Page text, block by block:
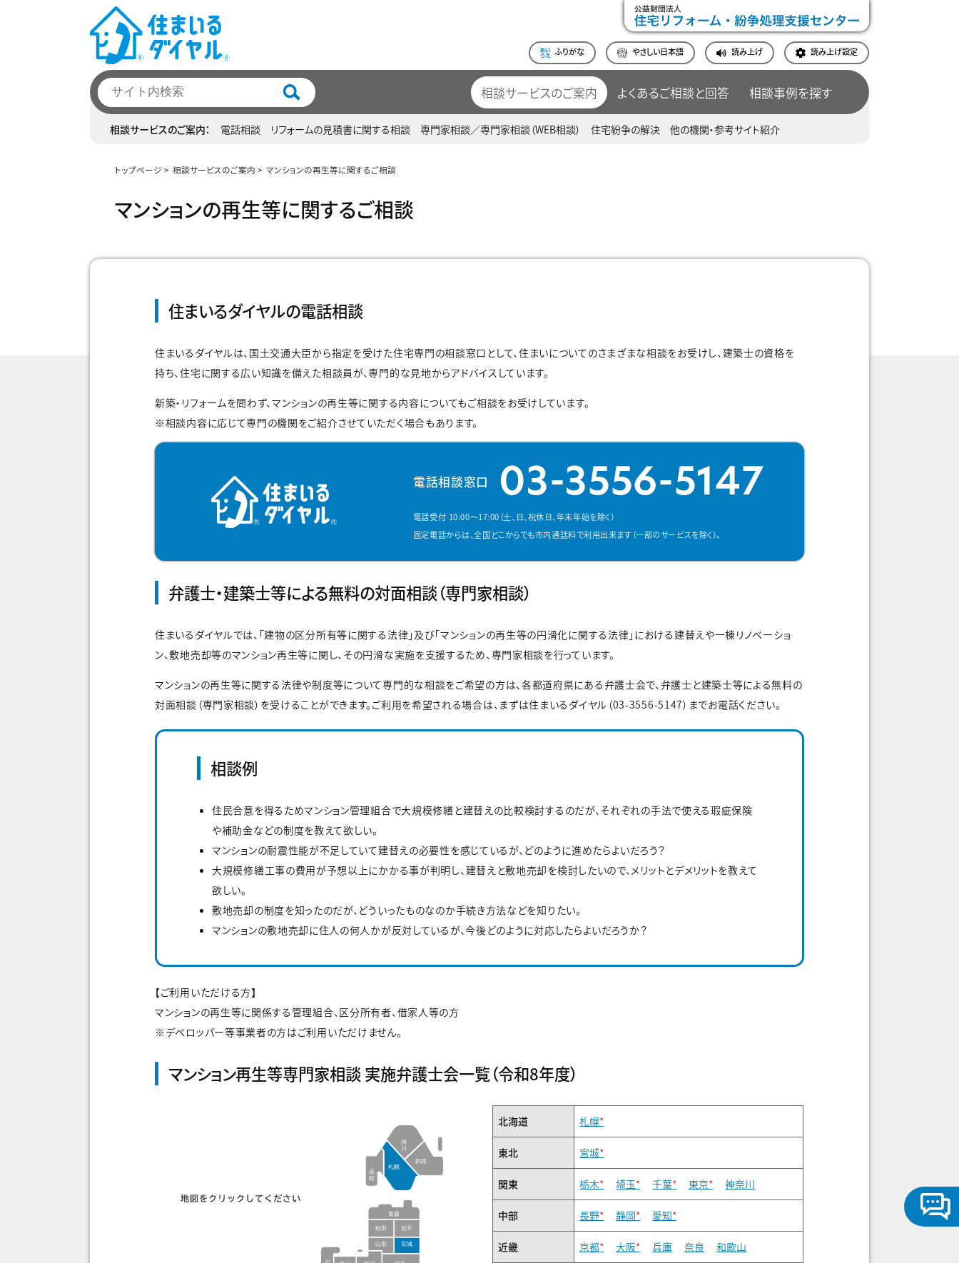
ふりがな やさしい日本語 読み上げ 読み上げ設定
相談サービスのご案内 よくあるご相談と回答 相談事例を探す
相談サービスのご案内 電話相談 リフォームの見積書に関する相談 専門家相談／専門家相談（WEB相談） 住宅紛争の解決 他の機関・参考サイト紹介
トップページ 相談サービスのご案内 マンションの再生等に関するご相談
マンションの再生等に関するご相談
住まいるダイヤルの電話相談
住まいるダイヤルは、国土交通大臣から指定を受けた住宅専門の相談窓口として、住まいについてのさまざまな相談をお受けし、建築士の資格を
持ち、住宅に関する広い知識を備えた相談員が、専門的な見地からアドバイスしています。
新築・リフォームを問わず、マンションの再生等に関する内容についてもご相談をお受けしています。
※相談内容に応じて専門の機関をご紹介させていただく場合もあります。
電話相談窓口 03-3556-5147
電話受付 10:00～17:00（土、日、祝休日、年末年始を除く）
固定電話からは、全国どこからでも市内通話料で利用出来ます（一部のサービスを除く）。
弁護士・建築士等による無料の対面相談（専門家相談）
住まいるダイヤルでは、「建物の区分所有等に関する法律」及び「マンションの再生等の円滑化に関する法律」における建替えや一棟リノベーショ
ン、敷地売却等のマンション再生等に関し、その円滑な実施を支援するため、専門家相談を行っています。
マンションの再生等に関する法律や制度等について専門的な相談をご希望の方は、各都道府県にある弁護士会で、弁護士と建築士等による無料の
対面相談（専門家相談）を受けることができます。ご利用を希望される場合は、まずは住まいるダイヤル（03-3556-5147）までお電話ください。
相談例
住民合意を得るためマンション管理組合で大規模修繕と建替えの比較検討するのだが、それぞれの手法で使える瑕疵保険
や補助金などの制度を教えて欲しい。
マンションの耐震性能が不足していて建替えの必要性を感じているが、どのように進めたらよいだろう？
大規模修繕工事の費用が予想以上にかかる事が判明し、建替えと敷地売却を検討したいので、メリットとデメリットを教えて
欲しい。
敷地売却の制度を知ったのだが、どういったものなのか手続き方法などを知りたい。
マンションの敷地売却に住人の何人かが反対しているが、今後どのように対応したらよいだろうか？
【ご利用いただける方】
マンションの再生等に関係する管理組合、区分所有者、借家人等の方
※デベロッパー等事業者の方はご利用いただけません。
マンション再生等専門家相談 実施弁護士会一覧（令和8年度）
北海道 札幌*
東北 宮城*
関東 栃木* 埼玉* 千葉* 東京* 神奈川
中部 長野* 静岡* 愛知*
近畿 京都* 大阪* 兵庫 奈良 和歌山